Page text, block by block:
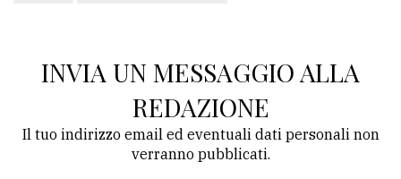
INVIA UN MESSAGGIO ALLA
REDAZIONE
Il tuo indirizzo email ed eventuali dati personali non
verranno pubblicati.